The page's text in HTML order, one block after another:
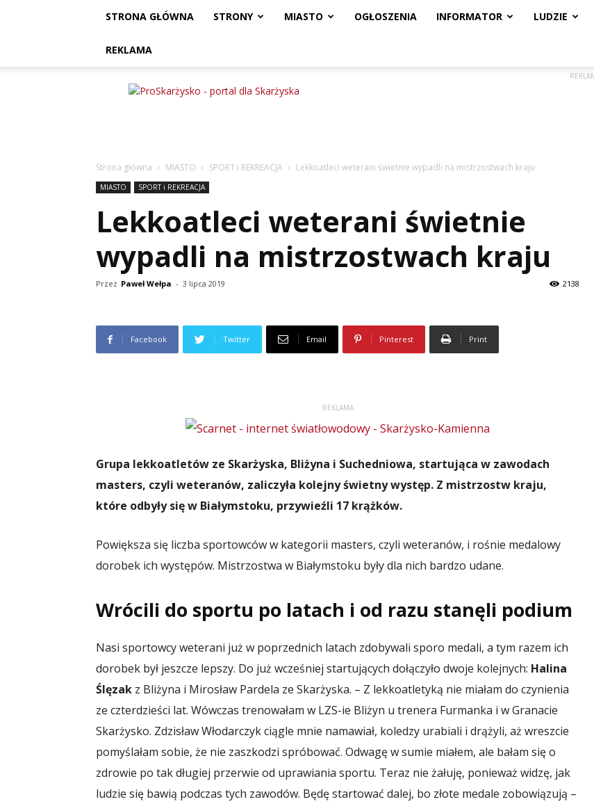
STRONA GŁÓWNA STRONY MIASTO OGŁOSZENIA INFORMATOR LUDZIE
REKLAMA
ProSkarżysko
Strona główna MIASTO SPORT i REKREACJA Lekkoatleci weterani świetnie wypadli na mistrzostwach kraju
MIASTO SPORT i REKREACJA
Lekkoatleci weterani świetnie
wypadli na mistrzostwach kraju
Przez Paweł Wełpa - 3 lipca 2019 2138
Facebook Twitter Email Pinterest Print
REKLAMA
Grupa lekkoatletów ze Skarżyska, Bliżyna i Suchedniowa, startująca w zawodach
masters, czyli weteranów, zaliczyła kolejny świetny występ. Z mistrzostw kraju,
które odbyły się w Białymstoku, przywieźli 17 krążków.
Powiększa się liczba sportowców w kategorii masters, czyli weteranów, i rośnie medalowy
dorobek ich występów. Mistrzostwa w Białymstoku były dla nich bardzo udane.
Wrócili do sportu po latach i od razu stanęli podium
Nasi sportowcy weterani już w poprzednich latach zdobywali sporo medali, a tym razem ich
dorobek był jeszcze lepszy. Do już wcześniej startujących dołączyło dwoje kolejnych: Halina
Ślęzak z Bliżyna i Mirosław Pardela ze Skarżyska. – Z lekkoatletyką nie miałam do czynienia
ze czterdzieści lat. Wówczas trenowałam w LZS-ie Bliżyn u trenera Furmanka i w Granacie
Skarżysko. Zdzisław Włodarczyk ciągle mnie namawiał, koledzy urabiali i drążyli, aż wreszcie
pomyślałam sobie, że nie zaszkodzi spróbować. Odwagę w sumie miałem, ale bałam się o
zdrowie po tak długiej przerwie od uprawiania sportu. Teraz nie żałuję, ponieważ widzę, jak
ludzie się bawią podczas tych zawodów. Będę startować dalej, bo złote medale zobowiązują –